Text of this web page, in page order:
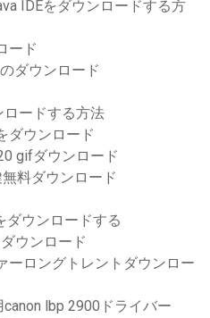
IDEをダウンロードする方
ード
ダウンロード
ロードする方法
ダウンロード
gifダウンロード
料ダウンロード
ダウンロードする
ウンロード
ーロングトレントダウンロー
lbp 2900ドライバー